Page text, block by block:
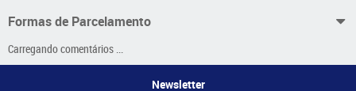
Formas de Parcelamento
Carregando comentários ...
Newsletter